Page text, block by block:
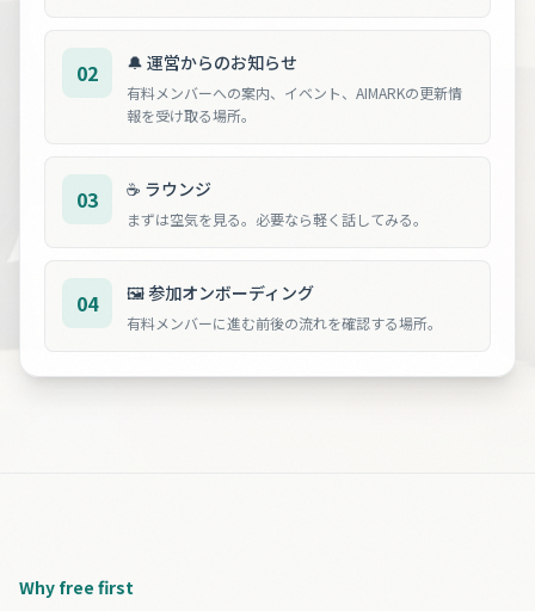
02 🔔 運営からのお知らせ
有料メンバーへの案内、イベント、AIMARKの更新情
報を受け取る場所。
03 ☕ ラウンジ
まずは空気を見る。必要なら軽く話してみる。
04 🖼️ 参加オンボーディング
有料メンバーに進む前後の流れを確認する場所。
Why free first